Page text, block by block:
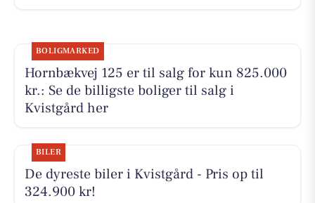
BOLIGMARKED
Hornbækvej 125 er til salg for kun 825.000
kr.: Se de billigste boliger til salg i
Kvistgård her
BILER
De dyreste biler i Kvistgård - Pris op til
324.900 kr!